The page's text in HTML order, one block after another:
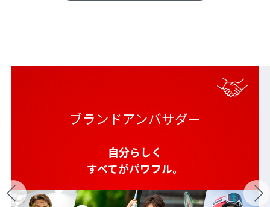
ブランドアンバサダー
自分らしく
すべてがパワフル。